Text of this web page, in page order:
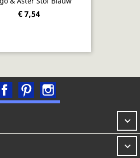
€ 7,54
FacebookPinterest

